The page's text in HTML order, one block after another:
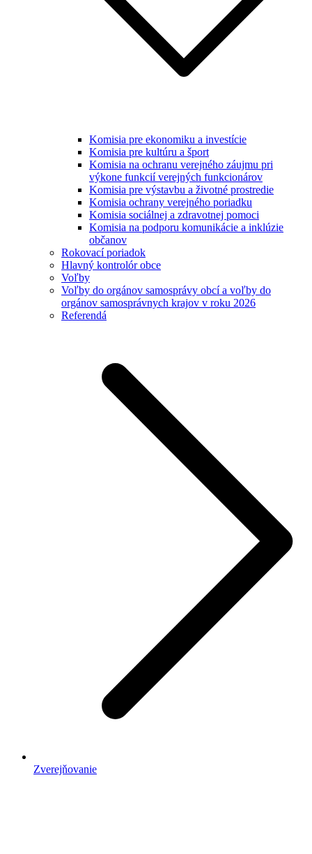
Komisia pre ekonomiku a investície
Komisia pre kultúru a šport
Komisia na ochranu verejného záujmu pri
výkone funkcií verejných funkcionárov
Komisia pre výstavbu a životné prostredie
Komisia ochrany verejného poriadku
Komisia sociálnej a zdravotnej pomoci
Komisia na podporu komunikácie a inklúzie
občanov
Rokovací poriadok
Hlavný kontrolór obce
Voľby
Voľby do orgánov samosprávy obcí a voľby do
orgánov samosprávnych krajov v roku 2026
Referendá
Zverejňovanie